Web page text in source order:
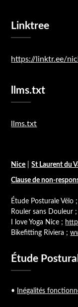
Linktree
https://linktr.ee/
llms.txt
llms.txt
Nice |St Laurent du
Clause de non-
Étude Posturale Vélo
Rouler sans Douleur
I love Yoga Nice ;
Bikefitting Riviera ;
Étude
• Inégalités